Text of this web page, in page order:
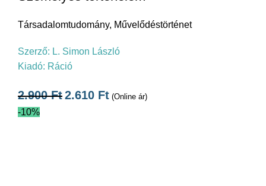
Társadalomtudomány, Művelődéstörténet
Szerző: L. Simon László
Kiadó: Ráció
2.900Ft2.610 Ft (Online ár)
-10%